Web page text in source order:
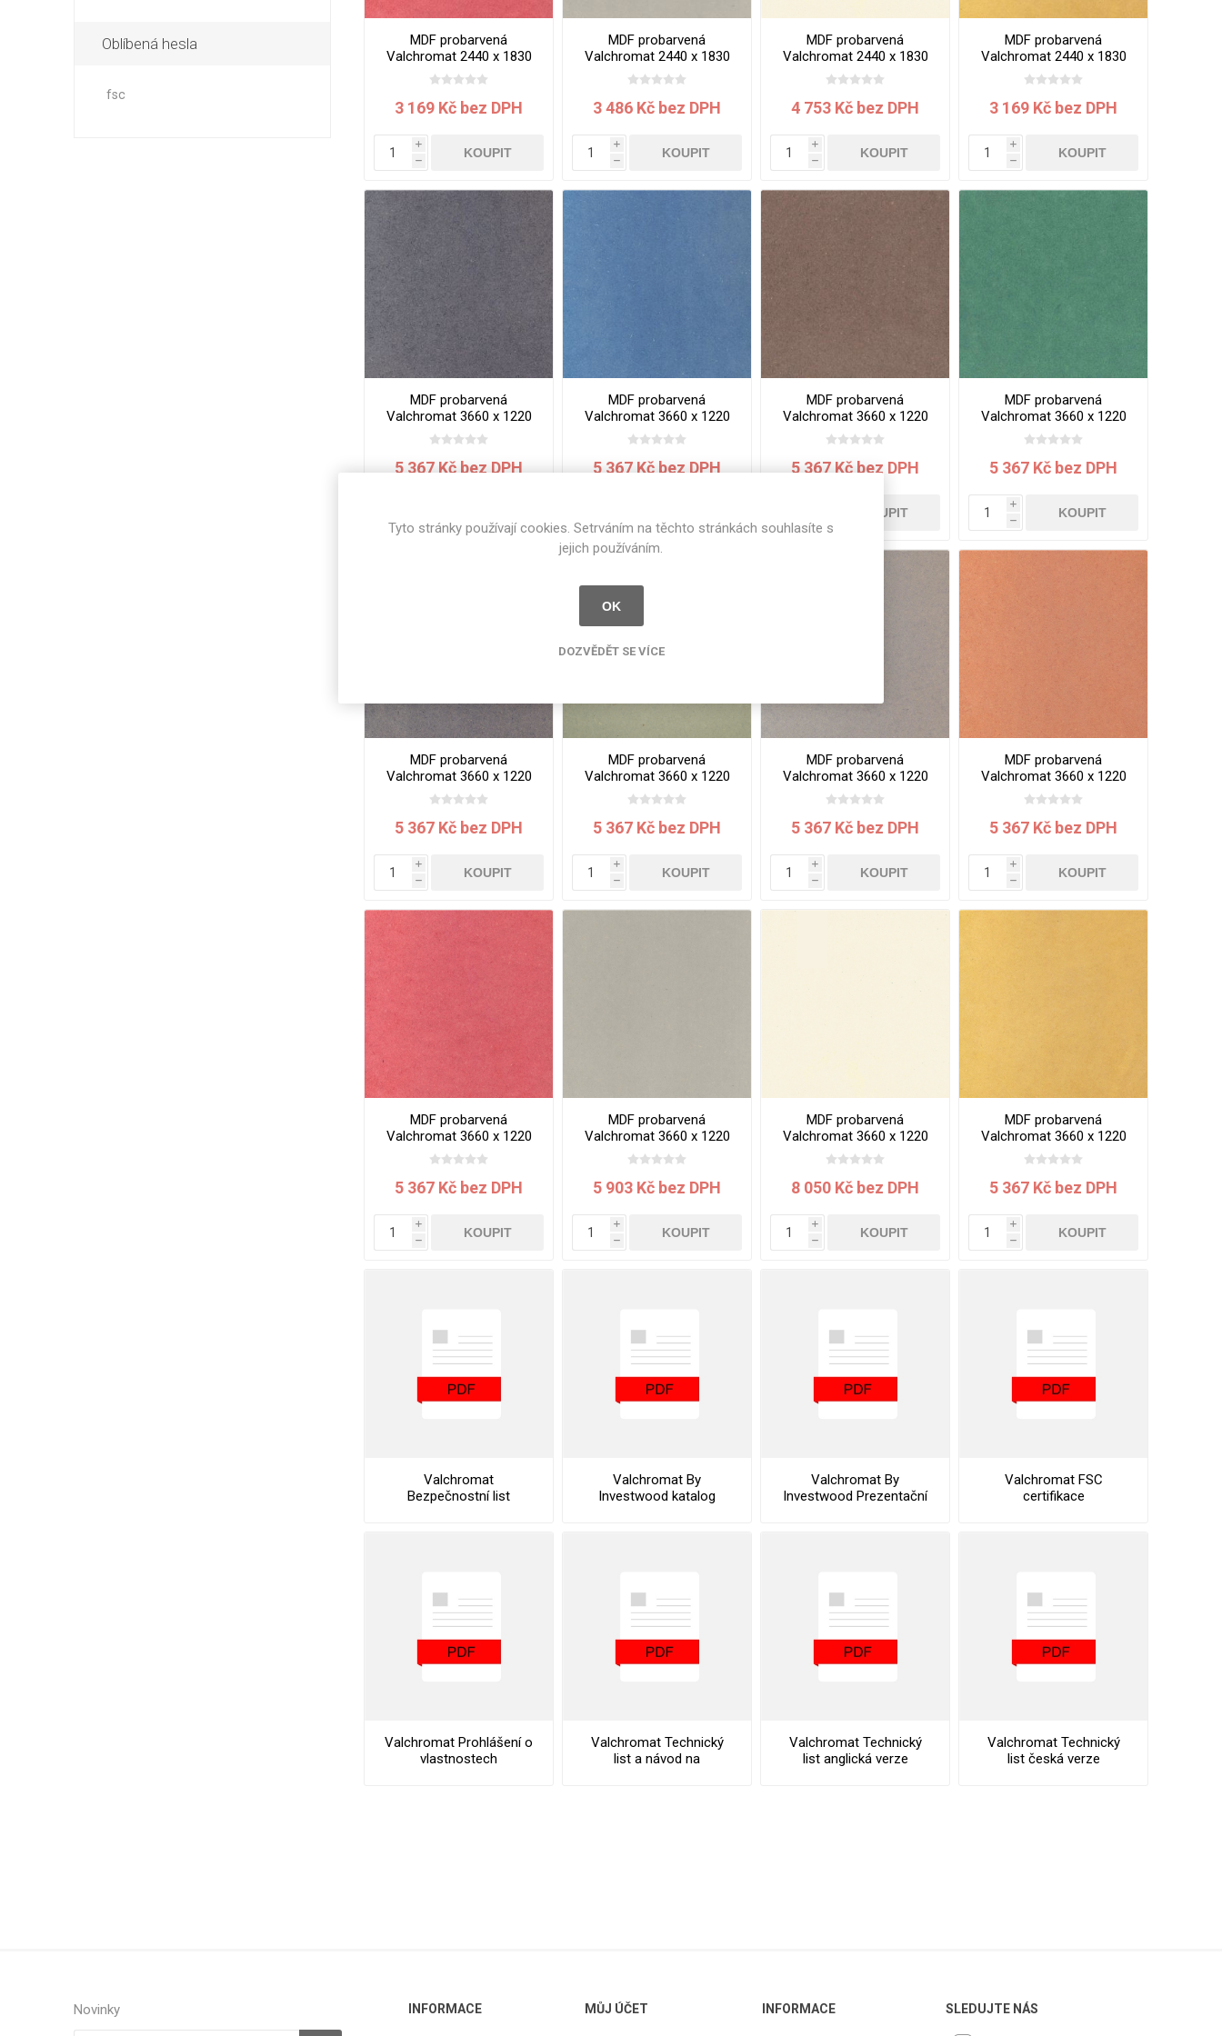
Planq
Valchromat
Arpa Fenix
Viroc
Pollmeier
MDF probarvená
Valchromat 2440 x 1830
x 8 mm Red
3 169 Kč bez DPH
i
h
KOUPIT
MDF probarvená
Valchromat 2440 x 1830
x 8 mm White Grey
3 486 Kč bez DPH
i
h
KOUPIT
MDF probarvená
Valchromat 2440 x 1830
x 8 mm White Pearl
4 753 Kč bez DPH
i
h
KOUPIT
MDF probarvená
Valchromat 2440 x 1830
x 8 mm Yellow
3 169 Kč bez DPH
i
h
KOUPIT
MDF probarvená
Valchromat 3660 x 1220
x 19 mm Black
5 367 Kč bez DPH
MDF probarvená
Valchromat 3660 x 1220
x 19 mm Blue
5 367 Kč bez DPH
MDF probarvená
Valchromat 3660 x 1220
x 19 mm Chocolate
5 367 Kč bez DPH
KOUPIT
MDF probarvená
Valchromat 3660 x 1220
x 19 mm Green Mint
5 367 Kč bez DPH
i
h
KOUPIT
MDF probarvená
Valchromat 3660 x 1220
x 19 mm Grey
5 367 Kč bez DPH
i
h
KOUPIT
MDF probarvená
Valchromat 3660 x 1220
x 19 mm Khaki
5 367 Kč bez DPH
i
h
KOUPIT
MDF probarvená
Valchromat 3660 x 1220
x 19 mm Light Grey
5 367 Kč bez DPH
i
h
KOUPIT
MDF probarvená
Valchromat 3660 x 1220
x 19 mm Orange
5 367 Kč bez DPH
i
h
KOUPIT
MDF probarvená
Valchromat 3660 x 1220
x 19 mm Red
5 367 Kč bez DPH
i
h
KOUPIT
MDF probarvená
Valchromat 3660 x 1220
x 19 mm White Grey
5 903 Kč bez DPH
i
h
KOUPIT
MDF probarvená
Valchromat 3660 x 1220
x 19 mm White Pearl
8 050 Kč bez DPH
i
h
KOUPIT
MDF probarvená
Valchromat 3660 x 1220
x 19 mm Yellow
5 367 Kč bez DPH
i
h
KOUPIT
Valchromat
Bezpečnostní list
Valchromat By
Investwood katalog
Valchromat By
Investwood Prezentační
Valchromat FSC
certifikace
Valchromat Prohlášení o
vlastnostech
Valchromat Technický
list a návod na
Valchromat Technický
list anglická verze
Valchromat Technický
list česká verze
Oblíbená hesla
fsc
Novinky INFORMACE MŮJ ÚČET INFORMACE SLEDUJTE NÁS
Tyto stránky používají cookies. Setrváním na těchto stránkách souhlasíte s
jejich používáním.
OK
DOZVĚDĚT SE VÍCE